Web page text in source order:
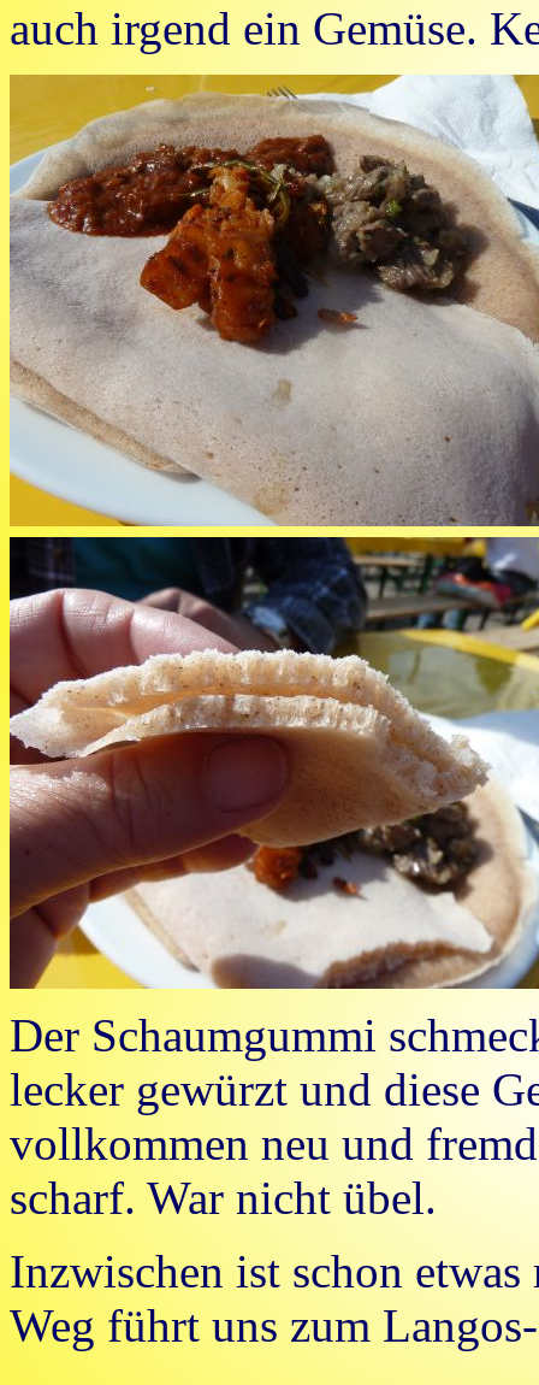
auch irgend ein Gemüse.
Der Schaumgummi
lecker gewürzt und diese
vollkommen neu und
scharf. War nicht übel.
Inzwischen ist schon
Weg führt uns zum